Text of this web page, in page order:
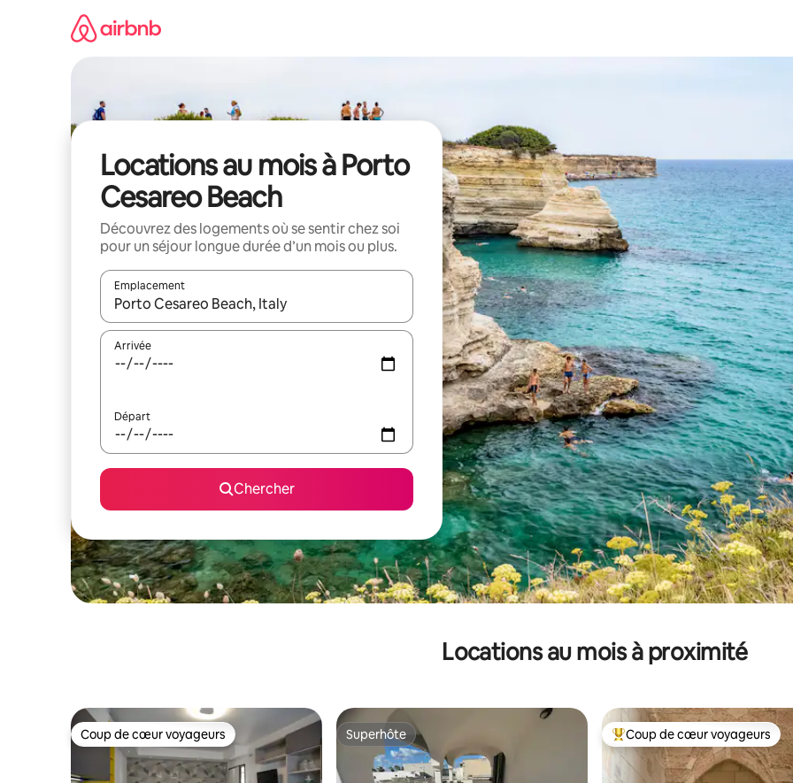
Locations au mois à Porto
Cesareo Beach
Découvrez des logements où se sentir chez soi
pour un séjour longue durée d’un mois ou plus.
Emplacement
Quand les résultats sont affichés, parcourez-les en utilisant les flèches vers le haut et vers le bas, ou en appuyant
Arrivée
Départ
Chercher
Locations au mois à proximité
Coup de cœur voyageurs
Coup de cœur voyageurs Superhôte
Superhôte Coup de cœur voyageurs
Coup de cœur voyageurs